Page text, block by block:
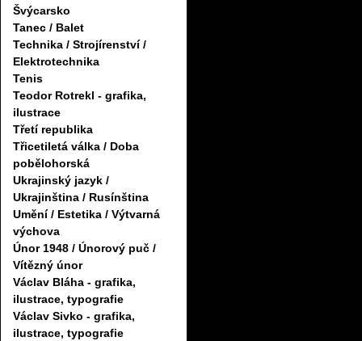
Švýcarsko
Tanec / Balet
Technika / Strojírenství /
Elektrotechnika
Tenis
Teodor Rotrekl - grafika,
ilustrace
Třetí republika
Třicetiletá válka / Doba
pobělohorská
Ukrajinský jazyk /
Ukrajinština / Rusínština
Umění / Estetika / Výtvarná
výchova
Únor 1948 / Únorový puč /
Vítězný únor
Václav Bláha - grafika,
ilustrace, typografie
Václav Sivko - grafika,
ilustrace, typografie